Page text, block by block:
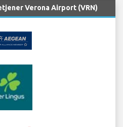
Verona Airport (VRN)